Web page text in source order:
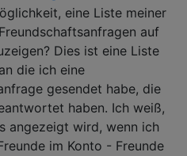
eine Liste meiner
auf
Dies ist eine Liste
die ich eine
gesendet habe, die
haben. Ich weiß,
angezeigt wird, wenn ich
im Konto - Freunde